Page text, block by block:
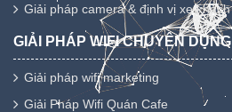
Giải pháp camera & định vị xe khách
GIẢI PHÁP WIFI CHUYÊN DỤNG
Giải pháp wifi marketing
Giải Pháp Wifi Quán Cafe